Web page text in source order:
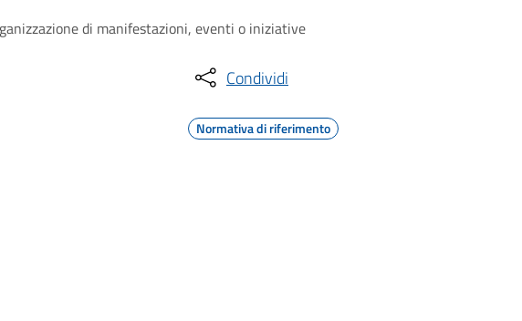
di manifestazioni, eventi o iniziative
Condividi
Normativa di riferimento